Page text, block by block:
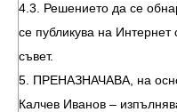
4.3. Решението да се
се публикува на
съвет.
5. ПРЕНАЗНАЧАВА, на
Калчев Иванов –